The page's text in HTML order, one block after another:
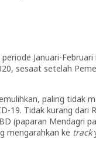
Januari-
sesaat setelah
paling tidak
Tidak kurang dari
(paparan Mendagri
mengarahkan ke track